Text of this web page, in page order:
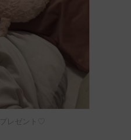
レゼント♡